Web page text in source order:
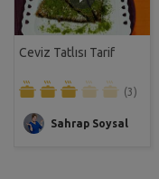
Ceviz Tatlısı Tarif
(3)
Sahrap Soysal